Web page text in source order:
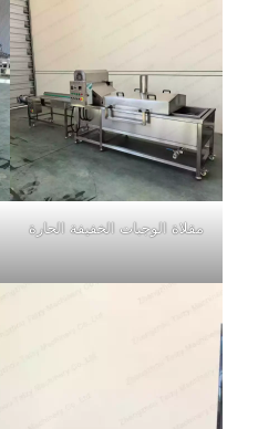
مقلاة الوجبات الخفيفة الحارة